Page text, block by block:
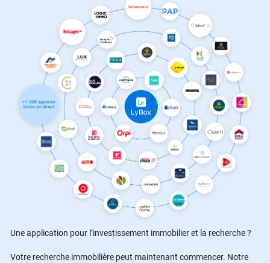
Une application pour l’investissement immobilier et la recherche ?
Votre recherche immobilière peut maintenant commencer. Notre